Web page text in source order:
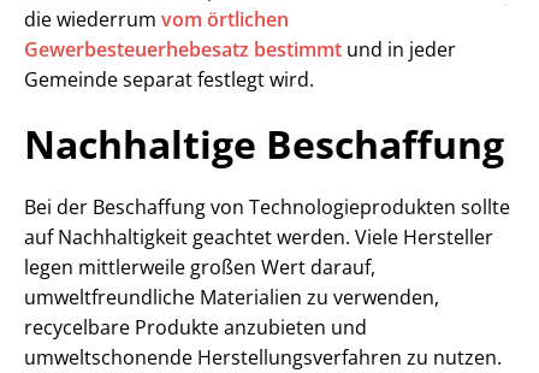
die wiederrum vom örtlichen
Gewerbesteuerhebesatz bestimmt und in jeder
Gemeinde separat festlegt wird.
Nachhaltige Beschaffung
Bei der Beschaffung von Technologieprodukten sollte
auf Nachhaltigkeit geachtet werden. Viele Hersteller
legen mittlerweile großen Wert darauf,
umweltfreundliche Materialien zu verwenden,
recycelbare Produkte anzubieten und
umweltschonende Herstellungsverfahren zu nutzen.